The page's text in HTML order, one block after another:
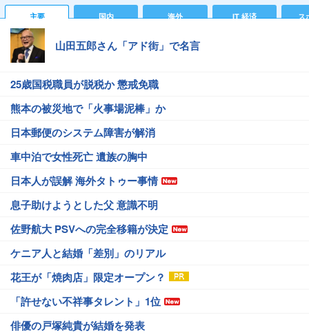
主要 国内 海外 IT 経済 ス
山田五郎さん「アド街」で名言
25歳国税職員が脱税か 懲戒免職
熊本の被災地で「火事場泥棒」か
日本郵便のシステム障害が解消
車中泊で女性死亡 遺族の胸中
日本人が誤解 海外タトゥー事情
息子助けようとした父 意識不明
佐野航大 PSVへの完全移籍が決定
ケニア人と結婚「差別」のリアル
花王が「焼肉店」限定オープン？
「許せない不祥事タレント」1位
俳優の戸塚純貴が結婚を発表